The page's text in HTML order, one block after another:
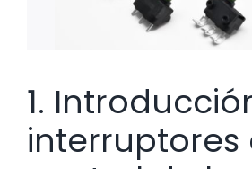
1.
interruptores